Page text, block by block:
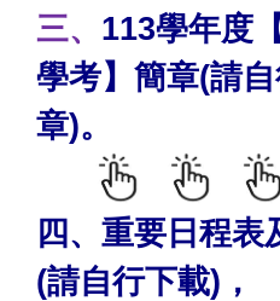
三、 113學年度
學考】簡章(請
章)。
四、 重要日程表
(請自行下載) ，